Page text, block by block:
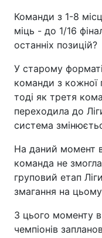
Команди з 1-8
міць - до 1/16
останніх позицій?
У старому форматі
команди з
тоді як третя
переходила до
система
На даний момент
команда не
груповий етап
змагання на
З цього моменту в
чемпіонів